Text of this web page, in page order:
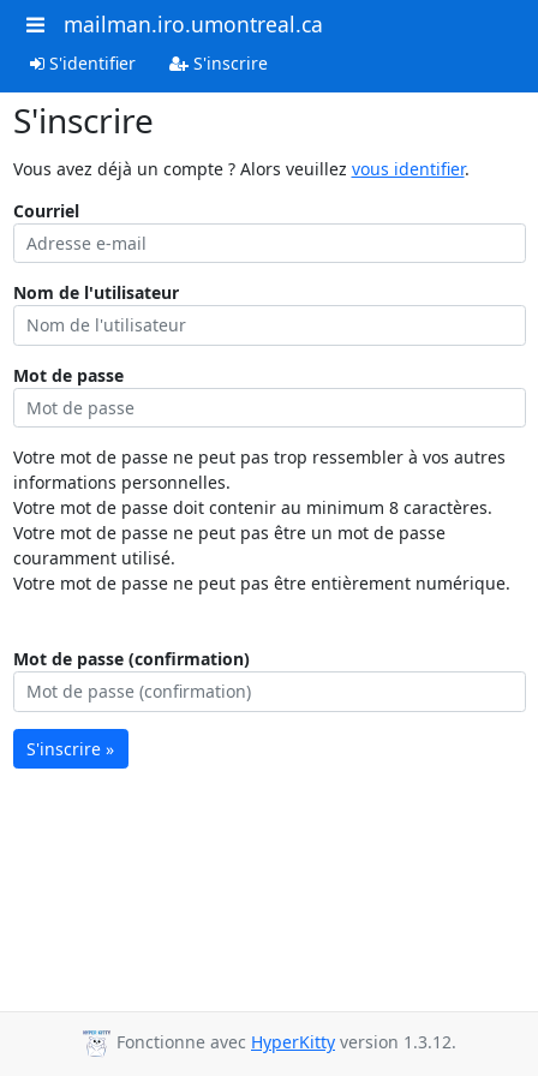
mailman.iro.umontreal.ca
S'identifier S'inscrire
S'inscrire
Vous avez déjà un compte ? Alors veuillez vous identifier.
Courriel
Nom de l'utilisateur
Mot de passe
Votre mot de passe ne peut pas trop ressembler à vos autres
informations personnelles.
Votre mot de passe doit contenir au minimum 8 caractères.
Votre mot de passe ne peut pas être un mot de passe
couramment utilisé.
Votre mot de passe ne peut pas être entièrement numérique.
Mot de passe (confirmation)
S'inscrire »
Fonctionne avec HyperKitty version 1.3.12.